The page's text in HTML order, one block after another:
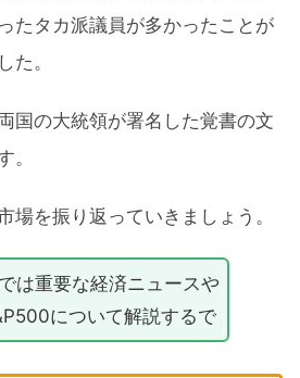
たタカ派議員が多かったことが
た。
国の大統領が署名した覚書の文
。
場を振り返っていきましょう。
は重要な経済ニュースや
について解説するで